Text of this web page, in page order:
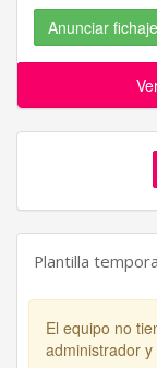
Anunciar
Plantilla
El equipo no
administrador